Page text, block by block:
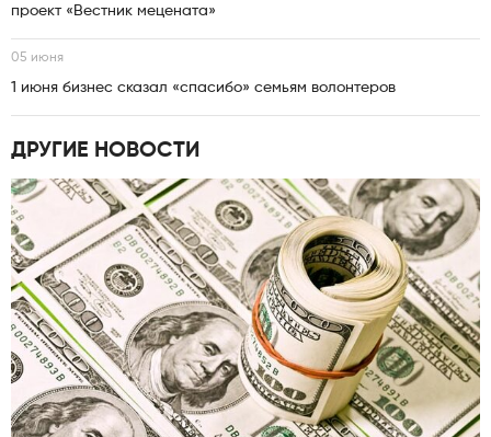
проект «Вестник мецената»
05 июня
1 июня бизнес сказал «спасибо» семьям волонтеров
ДРУГИЕ НОВОСТИ